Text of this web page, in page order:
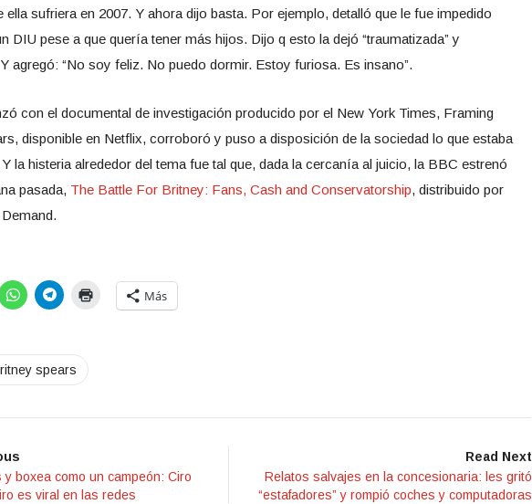
ella sufriera en 2007. Y ahora dijo basta. Por ejemplo, detalló que le fue impedido
DIU pese a que quería tener más hijos. Dijo q esto la dejó “traumatizada” y
Y agregó: “No soy feliz. No puedo dormir. Estoy furiosa. Es insano”.
con el documental de investigación producido por el New York Times, Framing
disponible en Netflix, corroboró y puso a disposición de la sociedad lo que estaba
la histeria alrededor del tema fue tal que, dada la cercanía al juicio, la BBC estrenó
pasada, The Battle For Britney: Fans, Cash and Conservatorship, distribuido por
Más
spears
y boxea como un campeón: Ciro
es viral en las redes
Read Next
Relatos salvajes en la concesionaria: les gritó
“estafadores” y rompió coches y computadoras